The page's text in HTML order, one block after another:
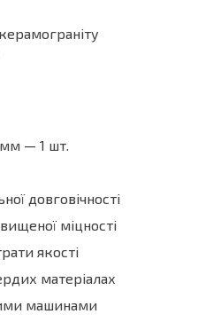
мм — 1 шт.
довговічності
міцності
якості
матеріалах
машинами